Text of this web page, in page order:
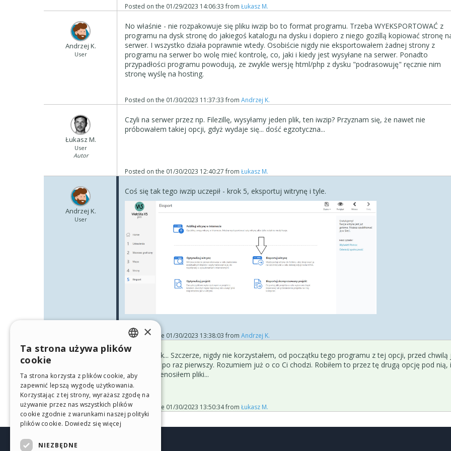
A Ty Andrzeju jak używasz zewnętrznego programu, to wysyłasz wszystko, tak jak po
.iwzip?, Jeżeli tak, to dziwne...
Posted on the 01/29/2023 14:06:33fromŁukasz M.
Andrzej K.
User
No właśnie - nie rozpakowuje się pliku iwzip bo to format programu. Trzeba WYEKSPORTOWAĆ z
programu na dysk stronę do jakiegoś katalogu na dysku i dopiero z niego gozillą kopiować stronę
serwer. I wszystko działa poprawnie wtedy. Osobiście nigdy nie eksportowałem żadnej strony z
programu na serwer bo wolę mieć kontrolę, co, jaki i kiedy jest wysyłane na serwer. Ponadto
przypadłości programu powodują, ze zwykle wersję html/php z dysku "podrasowuję" ręcznie nim
stronę wyślę na hosting.
Posted on the 01/30/2023 11:37:33fromAndrzej K.
Łukasz M.
User
Autor
Czyli na serwer przez np. Filezillę, wysyłamy jeden plik, ten iwzip? Przyznam się, że nawet nie
próbowałem takiej opcji, gdyż wydaje się... dość egzotyczna...
Posted on the 01/30/2023 12:40:27fromŁukasz M.
Andrzej K.
User
Coś się tak tego iwzip uczepił - krok 5, eksportuj witrynę i tyle.
Posted on the 01/30/2023 13:38:03 fromAndrzej K.
Łukasz M.
User
Autor
Ha ha ok ok... Szczerze, nigdy nie korzystałem, od początku tego programu z tej opcji, przed chwilą
kliknąłem... po raz pierwszy. Rozumiem już o co Ci chodzi. Robiłem to przez tę drugą opcję pod nią,
ręcznie przenosiłem pliki...
Posted on the 01/30/2023 13:50:34fromŁukasz M.
ENGLISH
GERMAN
SPANISH
PORTUGUESE
×
Ta strona używa plików
cookie
Ta strona korzysta z plików cookie, aby
zapewnić lepszą wygodę użytkowania.
Korzystając z tej strony, wyrażasz zgodę na
używanie przez nas wszystkich plików
cookie zgodnie z warunkami naszej polityki
plików cookie. Dowiedz się więcej
NIEZBĘDNE